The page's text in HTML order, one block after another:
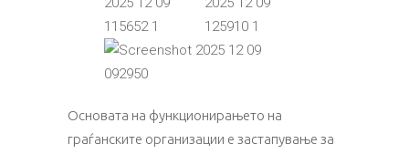
Основата на функционирањето на
граѓанските организации е застапување за